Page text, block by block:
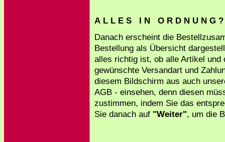
A L L E S I N O R D N U N G
Danach erscheint die
Bestellung als Übersicht
alles richtig ist, ob alle Artikel und
gewünschte Versandart und
diesem Bildschirm aus auch
AGB - einsehen, denn diesen
zustimmen, indem Sie das
Sie danach auf "Weiter", um die